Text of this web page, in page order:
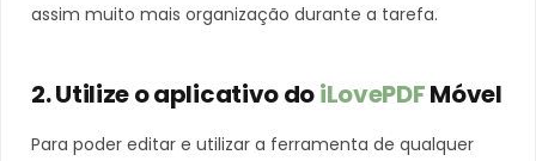
assim muito mais organização durante a tarefa.
2. Utilize o aplicativo doiLovePDFMóvel
Para poder editar e utilizar a ferramenta de qualquer